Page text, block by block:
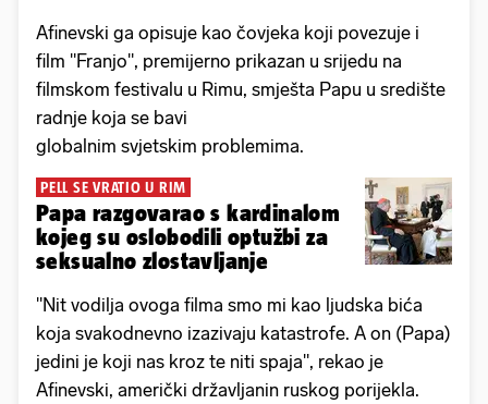
Afinevski ga opisuje kao čovjeka koji povezuje i
film "Franjo", premijerno prikazan u srijedu na
filmskom festivalu u Rimu, smješta Papu u središte
radnje koja se bavi
globalnim svjetskim problemima.
PELL SE VRATIO U RIM
Papa razgovarao s kardinalom
kojeg su oslobodili optužbi za
seksualno zlostavljanje
"Nit vodilja ovoga filma smo mi kao ljudska bića
koja svakodnevno izazivaju katastrofe. A on (Papa)
jedini je koji nas kroz te niti spaja", rekao je
Afinevski, američki državljanin ruskog porijekla.